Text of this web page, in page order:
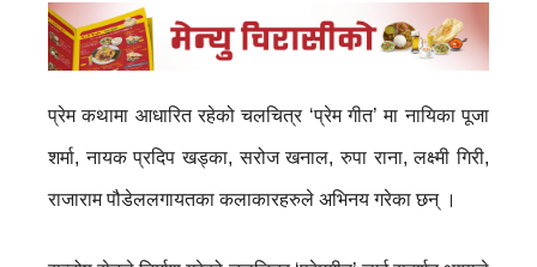
प्रेम कथामा आधारित रहेको चलचित्र ‘प्रेम गीत’ मा नायिका पूजा
शर्मा, नायक प्रदिप खड्का, सरोज खनाल, रुपा राना, लक्ष्मी गिरी,
राजाराम पौडेललगायतका कलाकारहरुले अभिनय गरेका छन् ।